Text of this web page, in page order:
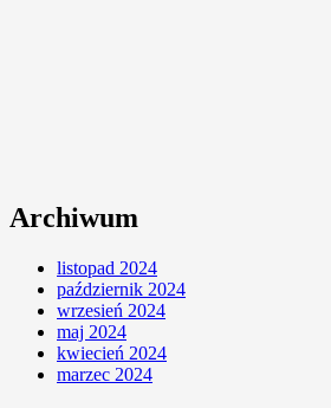
Archiwum
listopad 2024
październik 2024
wrzesień 2024
maj 2024
kwiecień 2024
marzec 2024